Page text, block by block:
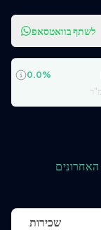
לשתף בוואטסאפ
0.0%
שכירות